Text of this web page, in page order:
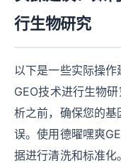
行生物研究
以下是一些实际操
GEO技术进行生物
析之前，确保您的
误。使用德曜嘿爽
据进行清洗和标准